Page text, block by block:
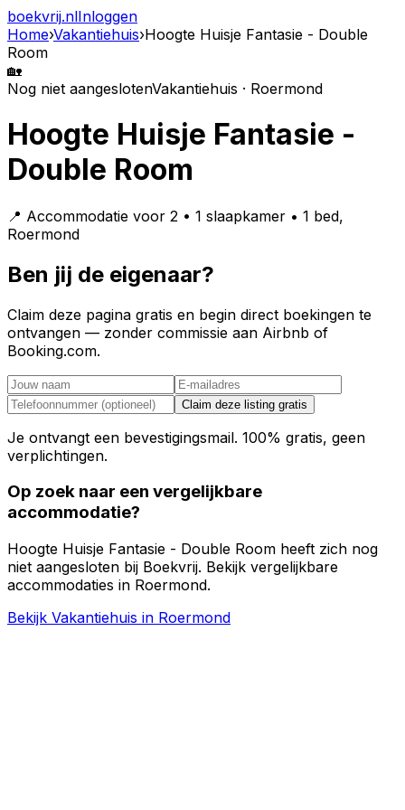
boekvrij.nlInloggen
Home›Vakantiehuis›Hoogte Huisje Fantasie - Double
Room
🏡
Nog niet aangeslotenVakantiehuis · Roermond
Hoogte Huisje Fantasie -
Double Room
📍 Accommodatie voor 2 • 1 slaapkamer • 1 bed,
Roermond
Ben jij de eigenaar?
Claim deze pagina gratis en begin direct boekingen te
ontvangen — zonder commissie aan Airbnb of
Booking.com.
Claim deze listing gratis
Je ontvangt een bevestigingsmail. 100% gratis, geen
verplichtingen.
Op zoek naar een vergelijkbare
accommodatie?
Hoogte Huisje Fantasie - Double Room heeft zich nog
niet aangesloten bij Boekvrij. Bekijk vergelijkbare
accommodaties in Roermond.
Bekijk Vakantiehuis in Roermond